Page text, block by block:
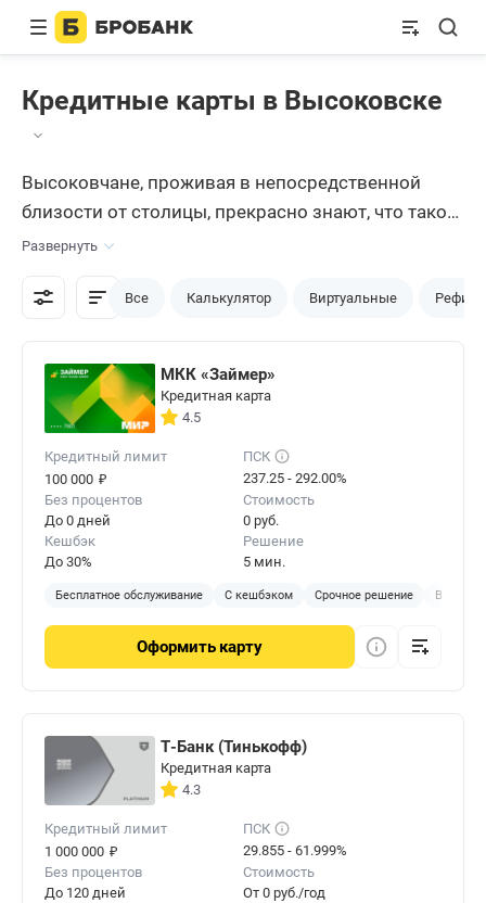
Кредитные карты в Высоковске
Высоковчане, проживая в непосредственной
близости от столицы, прекрасно знают, что такое
общественный транспорт, дорожные пробки,
очереди и прочие прелести столичной жизни.
Многие, даже нуждаясь в кредитной карте, не
Мы предлагаем оформить
онлайн в Высоковске с помощью нашего
сервиса, созданного для тех, кто дорожит своим
временем.
Развернуть
Все Калькулятор Виртуальные
МКК «Займер»
Кредитная карта
4.5
Кредитный лимит
100 000 ₽
ПСК
237.25 - 292.00%
Без процентов
До 0 дней
Стоимость
0 руб.
Кешбэк
До 30%
Решение
5 мин.
Бесплатное обслуживание С кешбэком Срочное решение
Оформить карту
Т-Банк (Тинькофф)
Кредитная карта
4.3
Кредитный лимит
1 000 000 ₽
ПСК
29.855 - 61.999%
Без процентов
До 120 дней
Стоимость
От 0 руб./год